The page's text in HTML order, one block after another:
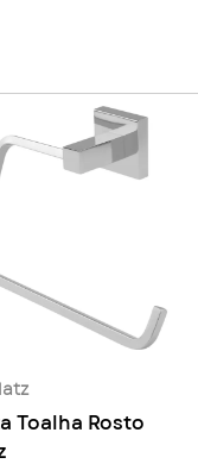
Toalha Rosto